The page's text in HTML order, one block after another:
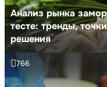
Анализ рынка
тесте: тренды,
решения
766